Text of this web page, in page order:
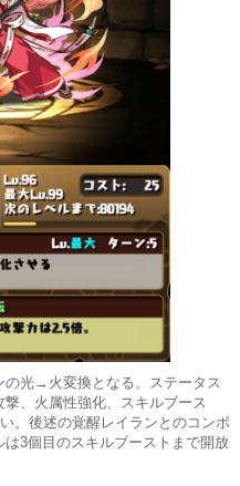
の光→火変換となる。ステータス
、火属性強化、スキルブース
。後述の覚醒レイランとのコンボ
3個目のスキルブーストまで開放